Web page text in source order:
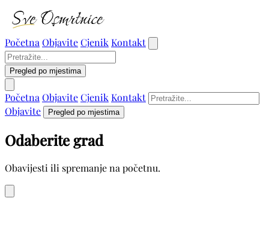
Početna ObjaviteCjenik Kontakt
Pregled po mjestima
Početna ObjaviteCjenik Kontakt
Objavite
Pregled po mjestima
Odaberite grad
Obavijesti ili spremanje na početnu.